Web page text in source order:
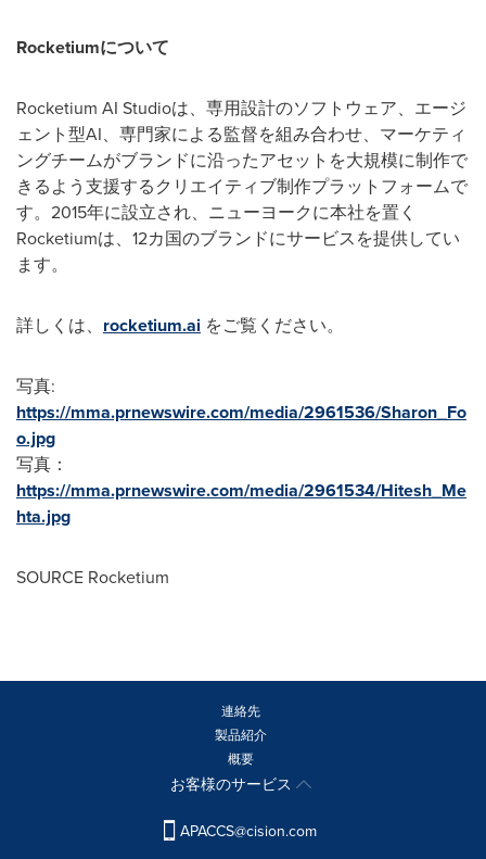
Rocketiumについて
Rocketium AI Studioは、専用設計のソフトウェア、エージ
ェント型AI、専門家による監督を組み合わせ、マーケティ
ングチームがブランドに沿ったアセットを大規模に制作で
きるよう支援するクリエイティブ制作プラットフォームで
す。2015年に設立され、ニューヨークに本社を置く
Rocketiumは、12カ国のブランドにサービスを提供してい
ます。
詳しくは、 rocketium.ai をご覧ください。
写真:
https://mma.prnewswire.com/media/2961536/Sharon_Fo
o.jpg
写真：
https://mma.prnewswire.com/media/2961534/Hitesh_Me
hta.jpg
SOURCE Rocketium
連絡先
製品紹介
概要
お客様のサービス
APACCS@cision.com